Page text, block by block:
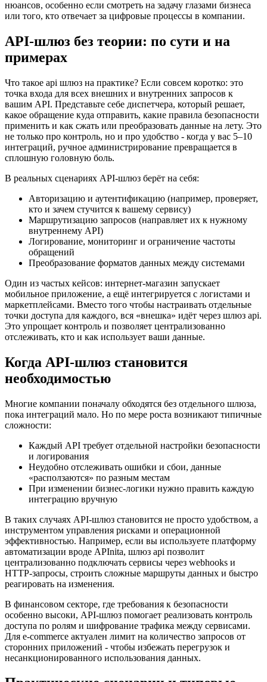
нюансов, особенно если смотреть на задачу глазами бизнеса
или того, кто отвечает за цифровые процессы в компании.
API-шлюз без теории: по сути и на
примерах
Что такое api шлюз на практике? Если совсем коротко: это
точка входа для всех внешних и внутренних запросов к
вашим API. Представьте себе диспетчера, который решает,
какое обращение куда отправить, какие правила безопасности
применить и как сжать или преобразовать данные на лету. Это
не только про контроль, но и про удобство - когда у вас 5–10
интеграций, ручное администрирование превращается в
сплошную головную боль.
В реальных сценариях API-шлюз берёт на себя:
Авторизацию и аутентификацию (например, проверяет,
кто и зачем стучится к вашему сервису)
Маршрутизацию запросов (направляет их к нужному
внутреннему API)
Логирование, мониторинг и ограничение частоты
обращений
Преобразование форматов данных между системами
Один из частых кейсов: интернет-магазин запускает
мобильное приложение, а ещё интегрируется с логистами и
маркетплейсами. Вместо того чтобы настраивать отдельные
точки доступа для каждого, вся «внешка» идёт через шлюз api.
Это упрощает контроль и позволяет централизованно
отслеживать, кто и как использует ваши данные.
Когда API-шлюз становится
необходимостью
Многие компании поначалу обходятся без отдельного шлюза,
пока интеграций мало. Но по мере роста возникают типичные
сложности:
Каждый API требует отдельной настройки безопасности
и логирования
Неудобно отслеживать ошибки и сбои, данные
«расползаются» по разным местам
При изменении бизнес-логики нужно править каждую
интеграцию вручную
В таких случаях API-шлюз становится не просто удобством, а
инструментом управления рисками и операционной
эффективностью. Например, если вы используете платформу
автоматизации вроде APInita, шлюз api позволит
централизованно подключать сервисы через webhooks и
HTTP-запросы, строить сложные маршруты данных и быстро
реагировать на изменения.
В финансовом секторе, где требования к безопасности
особенно высоки, API-шлюз помогает реализовать контроль
доступа по ролям и шифрование трафика между сервисами.
Для e-commerce актуален лимит на количество запросов от
сторонних приложений - чтобы избежать перегрузок и
несанкционированного использования данных.